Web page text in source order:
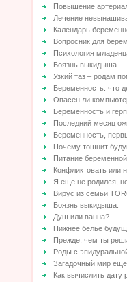
Повышение
Лечение
Календарь
Вопросник для
Психология
Боязнь выкидыша.
Узкий таз – родам
Беременность: что
Опасен ли
Беременность и
Последний месяц
Беременность,
Почему тошнит
Питание
Конфликтовать или
Я еще не родился,
Вирус из семьи
Боязнь выкидыша.
Душ или ванна?
Нижнее белье
Прежде, чем ты
Роды с
Загадочный мир еще
Как вычислить дату